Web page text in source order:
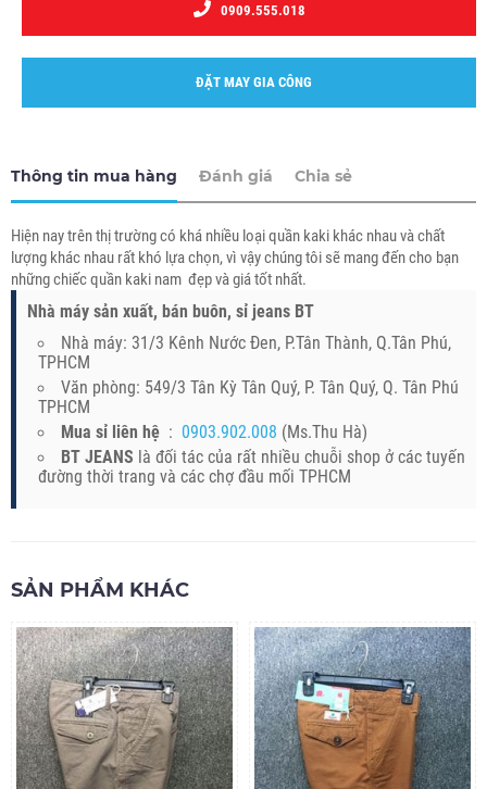
0909.555.018
ĐẶT MAY GIA CÔNG
Thông tin mua hàng Đánh giá Chia sẻ
Hiện nay trên thị trường có khá nhiều loại quần kaki khác nhau và chất
lượng khác nhau rất khó lựa chọn, vì vậy chúng tôi sẽ mang đến cho bạn
những chiếc quần kaki nam đẹp và giá tốt nhất.
Nhà máy sản xuất, bán buôn, sỉ jeans BT
Nhà máy: 31/3 Kênh Nước Đen, P.Tân Thành, Q.Tân Phú,
TPHCM
Văn phòng: 549/3 Tân Kỳ Tân Quý, P. Tân Quý, Q. Tân Phú
TPHCM
Mua sỉ liên hệ : 0903.902.008 (Ms.Thu Hà)
BT JEANS là đối tác của rất nhiều chuỗi shop ở các tuyến
đường thời trang và các chợ đầu mối TPHCM
SẢN PHẨM KHÁC